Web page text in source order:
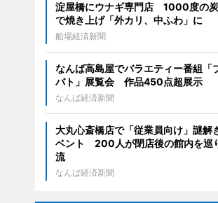
淀屋橋にウナギ専門店 1000度の
で焼き上げ「外カリ、中ふわ」に
船場経済新聞
なんば高島屋でバラエティー番組「
バト」展覧会 作品450点超展示
なんば経済新聞
大丸心斎橋店で「従業員向け」謎解
ベント 200人が閉店後の館内を巡
流
なんば経済新聞